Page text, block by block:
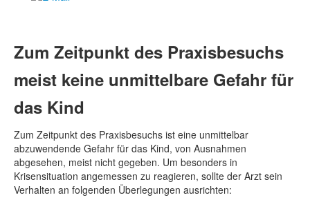
Zum Zeitpunkt des Praxisbesuchs
meist keine unmittelbare Gefahr für
das Kind
Zum Zeitpunkt des Praxisbesuchs ist eine unmittelbar
abzuwendende Gefahr für das Kind, von Ausnahmen
abgesehen, meist nicht gegeben. Um besonders in
Krisensituation angemessen zu reagieren, sollte der Arzt sein
Verhalten an folgenden Überlegungen ausrichten: